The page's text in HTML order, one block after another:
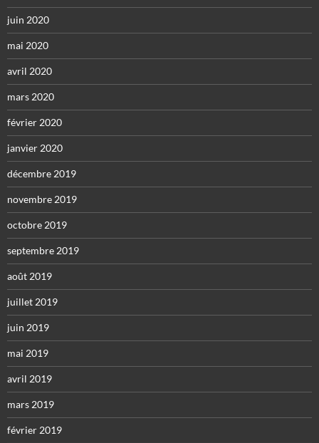
juin 2020
mai 2020
avril 2020
mars 2020
février 2020
janvier 2020
décembre 2019
novembre 2019
octobre 2019
septembre 2019
août 2019
juillet 2019
juin 2019
mai 2019
avril 2019
mars 2019
février 2019